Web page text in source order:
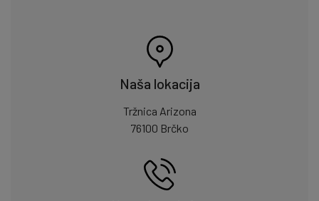
Naša lokacija
Tržnica Arizona
76100 Brčko